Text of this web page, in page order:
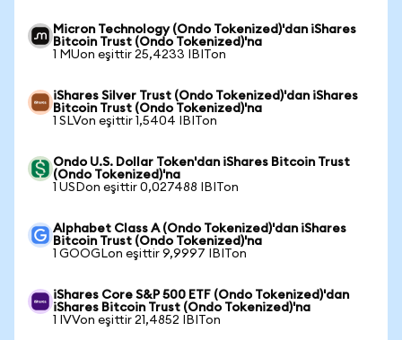
Micron Technology (Ondo Tokenized)'dan iShares
Bitcoin Trust (Ondo Tokenized)'na
1 MUon eşittir 25,4233 IBITon
iShares Silver Trust (Ondo Tokenized)'dan iShares
Bitcoin Trust (Ondo Tokenized)'na
1 SLVon eşittir 1,5404 IBITon
Ondo U.S. Dollar Token'dan iShares Bitcoin Trust
(Ondo Tokenized)'na
1 USDon eşittir 0,027488 IBITon
Alphabet Class A (Ondo Tokenized)'dan iShares
Bitcoin Trust (Ondo Tokenized)'na
1 GOOGLon eşittir 9,9997 IBITon
iShares Core S&P 500 ETF (Ondo Tokenized)'dan
iShares Bitcoin Trust (Ondo Tokenized)'na
1 IVVon eşittir 21,4852 IBITon